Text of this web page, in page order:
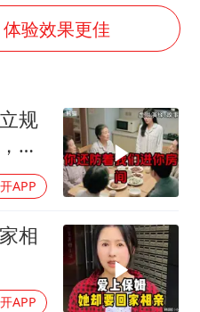
5万小车卖不动 微型代步车集体遇冷
“偷听”我们说话吗
上半年全球新能源乘用车销量1122万台
14万栋建筑被完全摧毁
从科技创新看开局起步的时与势
验效果更佳
规
老
桌
APP
相
APP